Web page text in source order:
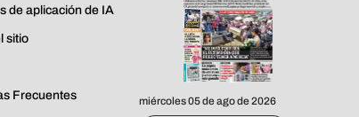
de aplicación de IA
sitio
Frecuentes miércoles 05 de ago de 2026